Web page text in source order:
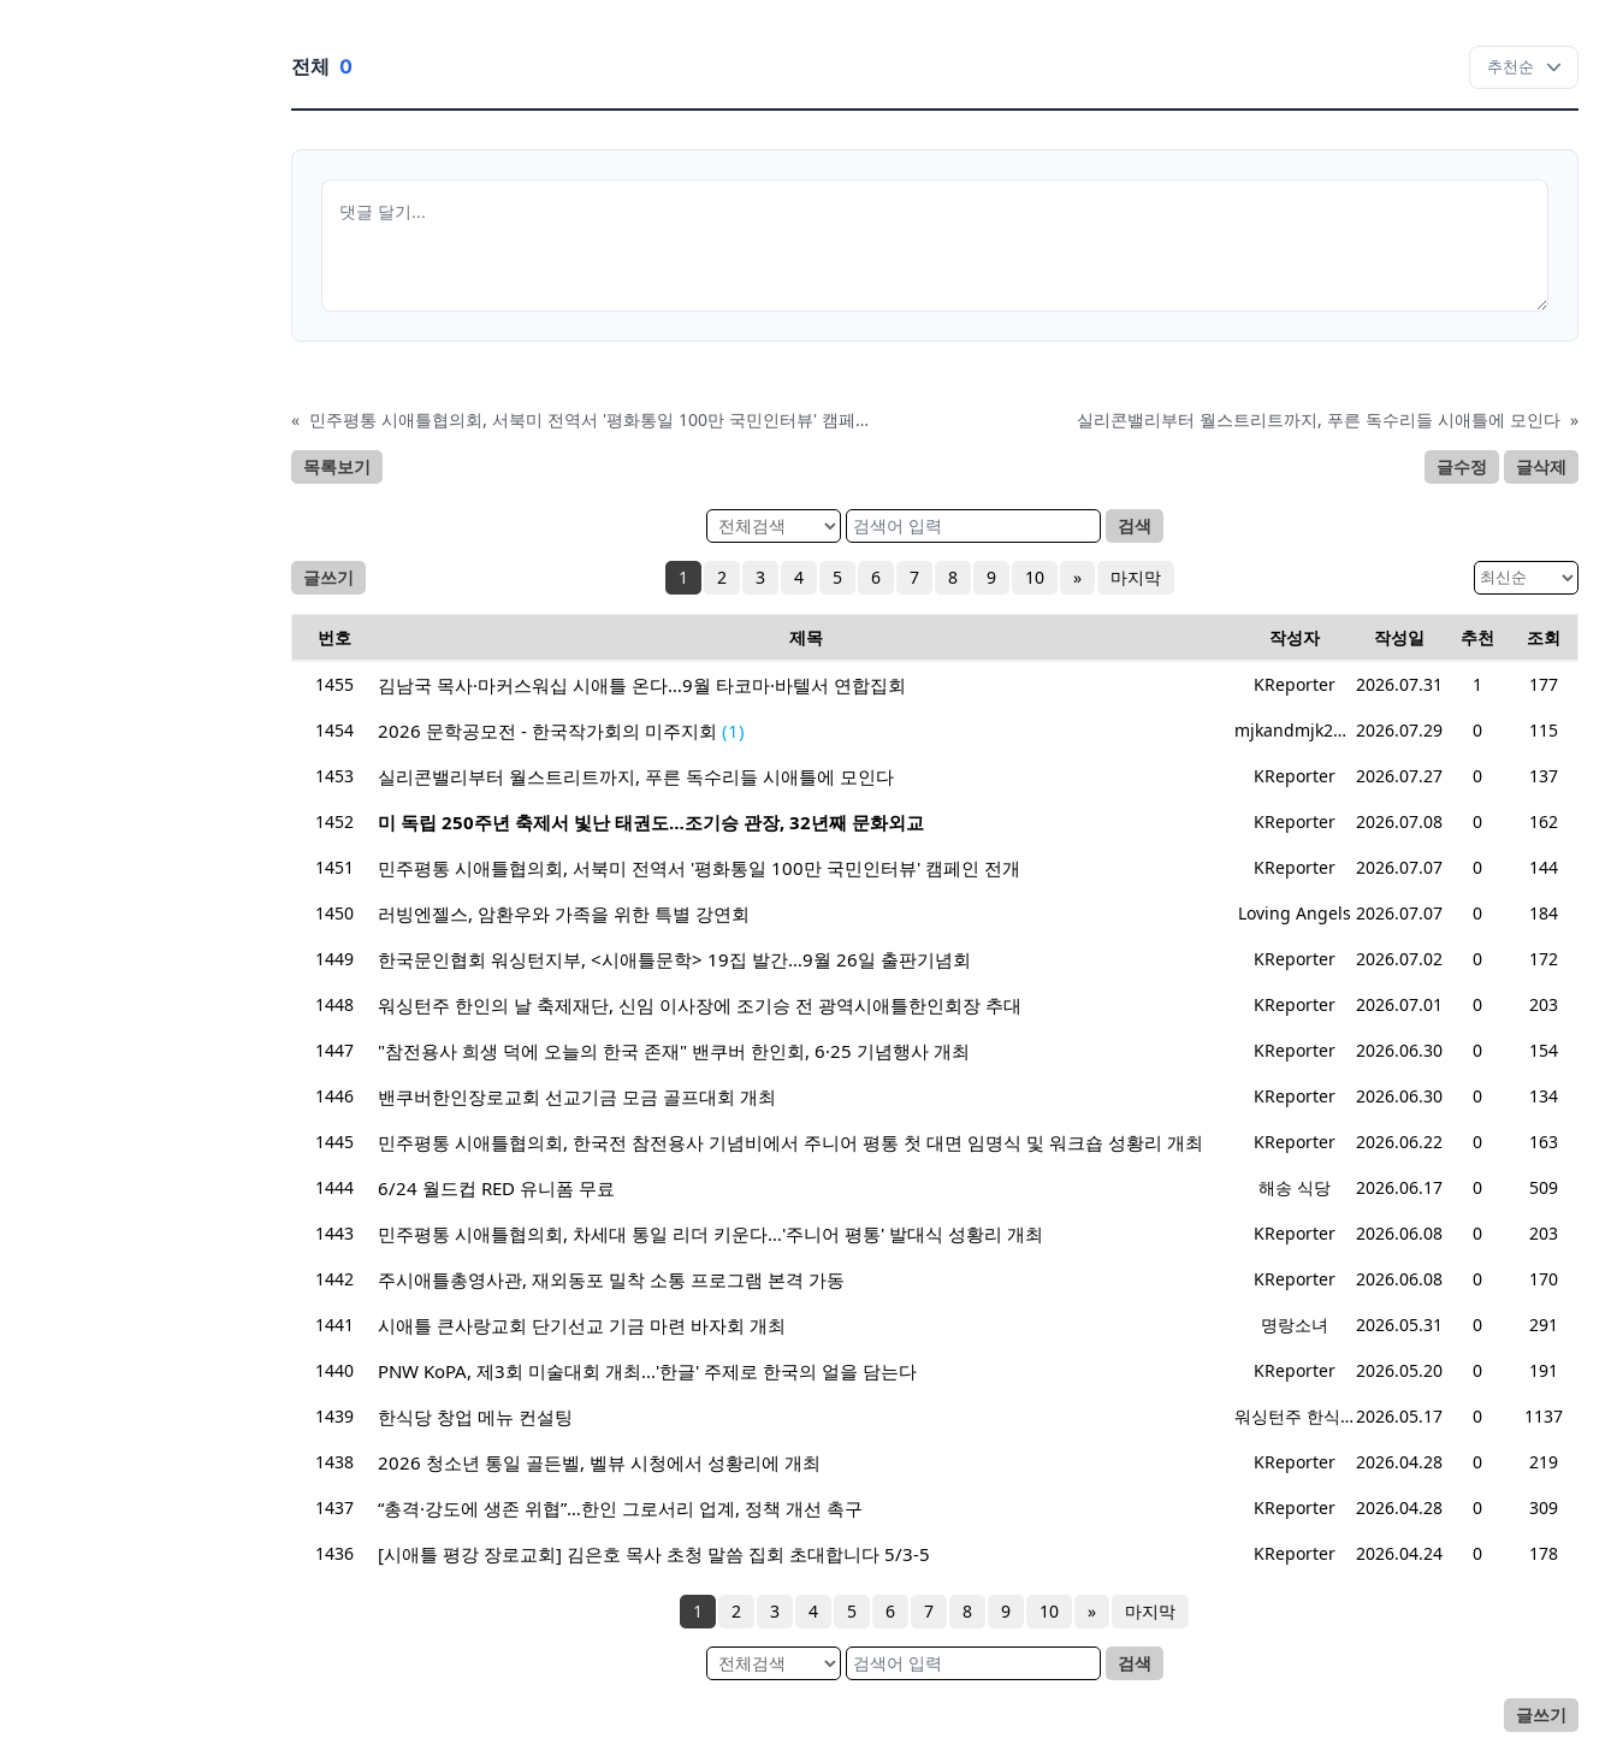
전체 0
« 민주평통 시애틀협의회, 서북미 전역서 '평화통일 100만 국민인터뷰' 캠페인 전개 실리콘밸리부터 월스트리트까지, 푸른 독수리들 시애틀에 모인다 »
목록보기 글수정 글삭제
검색
글쓰기 1 2 3 4 5 6 7 8 9 10 » 마지막
번호 제목 작성자 작성일 추천 조회
1455 김남국 목사·마커스워십 시애틀 온다…9월 타코마·바텔서 연합집회 KReporter 2026.07.31 1
177
1454
2026 문학공모전 - 한국작가회의 미주지회 (1) mjkandmjk2004 2026.07.29 0
115
1453
실리콘밸리부터 월스트리트까지, 푸른 독수리들 시애틀에 모인다 KReporter 2026.07.27 0
137
1452
미 독립 250주년 축제서 빛난 태권도…조기승 관장, 32년째 문화외교 KReporter 2026.07.08 0
162
1451
민주평통 시애틀협의회, 서북미 전역서 '평화통일 100만 국민인터뷰' 캠페인 전개 KReporter 2026.07.07 0
144
1450
러빙엔젤스, 암환우와 가족을 위한 특별 강연회 Loving Angels 2026.07.07 0
184
1449
한국문인협회 워싱턴지부, <시애틀문학> 19집 발간…9월 26일 출판기념회 KReporter 2026.07.02 0
172
1448
워싱턴주 한인의 날 축제재단, 신임 이사장에 조기승 전 광역시애틀한인회장 추대 KReporter 2026.07.01 0
203
1447
"참전용사 희생 덕에 오늘의 한국 존재" 밴쿠버 한인회, 6·25 기념행사 개최 KReporter 2026.06.30 0
154
1446
밴쿠버한인장로교회 선교기금 모금 골프대회 개최 KReporter 2026.06.30 0
134
1445
민주평통 시애틀협의회, 한국전 참전용사 기념비에서 주니어 평통 첫 대면 임명식 및 워크숍 성황리 개최 KReporter 2026.06.22 0
163
1444
6/24 월드컵 RED 유니폼 무료 해송 식당 2026.06.17 0
509
1443
민주평통 시애틀협의회, 차세대 통일 리더 키운다…'주니어 평통' 발대식 성황리 개최 KReporter 2026.06.08 0
203
1442
주시애틀총영사관, 재외동포 밀착 소통 프로그램 본격 가동 KReporter 2026.06.08 0
170
1441
시애틀 큰사랑교회 단기선교 기금 마련 바자회 개최 명랑소녀 2026.05.31 0
291
1440
PNW KoPA, 제3회 미술대회 개최...'한글' 주제로 한국의 얼을 담는다 KReporter 2026.05.20 0
191
1439
한식당 창업 메뉴 컨설팅 워싱턴주 한식 세계화 협회 2026.05.17 0
1137
1438
2026 청소년 통일 골든벨, 벨뷰 시청에서 성황리에 개최 KReporter 2026.04.28 0
219
1437
“총격·강도에 생존 위협”…한인 그로서리 업계, 정책 개선 촉구 KReporter 2026.04.28 0
309
1436
[시애틀 평강 장로교회] 김은호 목사 초청 말씀 집회 초대합니다 5/3-5 KReporter 2026.04.24 0 178
1 2 3 4 5 6 7 8 9 10 » 마지막
검색
글쓰기